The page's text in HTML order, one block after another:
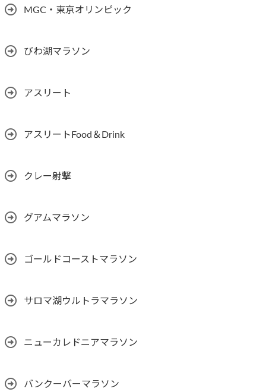
MGC・東京オリンピック
びわ湖マラソン
アスリート
アスリートFood＆Drink
クレー射撃
グアムマラソン
ゴールドコーストマラソン
サロマ湖ウルトラマラソン
ニューカレドニアマラソン
バンクーバーマラソン